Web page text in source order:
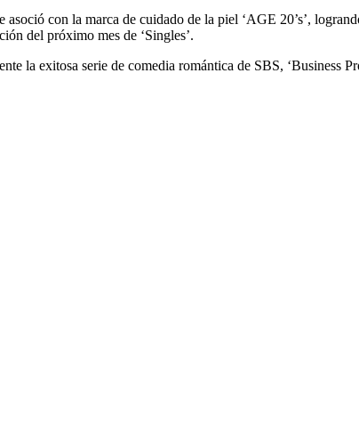
con la marca de cuidado de la piel ‘AGE 20’s’,
del próximo mes de ‘Singles’.
la exitosa serie de comedia romántica de SBS, ‘Business